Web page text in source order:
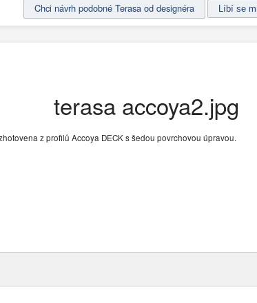
Chci návrh podobné Terasa od designéra
terasa accoya2.jpg
z profilů Accoya DECK s šedou povrchovou úpravou.